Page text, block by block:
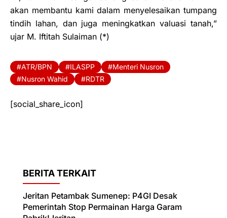
akan membantu kami dalam menyelesaikan tumpang
tindih lahan, dan juga meningkatkan valuasi tanah,”
ujar M. Iftitah Sulaiman (*)
ATR/BPN ILASPP
Menteri Nusron
Nusron Wahid
RDTR
[social_share_icon]
BERITA TERKAIT
Jeritan Petambak Sumenep: P4GI Desak
Pemerintah Stop Permainan Harga Garam